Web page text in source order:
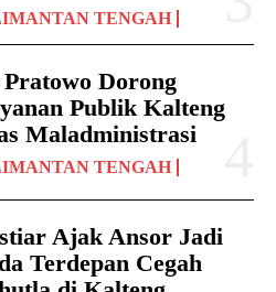
TENGAH
Dorong
Publik Kalteng
Maladministrasi
TENGAH
Ajak Ansor Jadi
Terdepan Cegah